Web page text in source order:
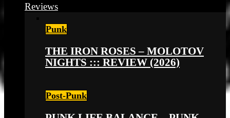
Reviews
Punk
THE IRON ROSES – MOLOTOV
NIGHTS ::: REVIEW (2026)
Post-Punk